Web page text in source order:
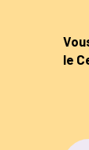
le